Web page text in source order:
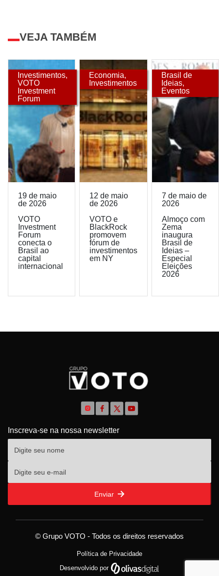
VEJA TAMBÉM
Investimentos,
VOTO
Investment
Forum
19 de maio
de 2026
VOTO
Investment
Forum
conecta o
Brasil ao
capital
internacional
Economia,
Investimentos
12 de maio
de 2026
VOTO e
BlackRock
promovem
fórum de
investimentos
em NY
Brasil de
Ideias,
Eventos
7 de maio de
2026
Almoço com
Zema
inaugura
Brasil de
Ideias –
Especial
Eleições
2026
Inscreva-se na nossa newsletter
Enviar
© Grupo VOTO - Todos os direitos reservados
Política de Privacidade
Desenvolvido por